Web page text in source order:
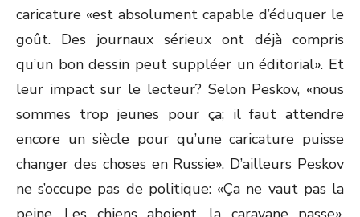
caricature «est absolument capable d’éduquer le
goût. Des journaux sérieux ont déjà compris
qu’un bon dessin peut suppléer un éditorial». Et
leur impact sur le lecteur? Selon Peskov, «nous
sommes trop jeunes pour ça; il faut attendre
encore un siècle pour qu’une caricature puisse
changer des choses en Russie». D’ailleurs Peskov
ne s’occupe pas de politique: «Ça ne vaut pas la